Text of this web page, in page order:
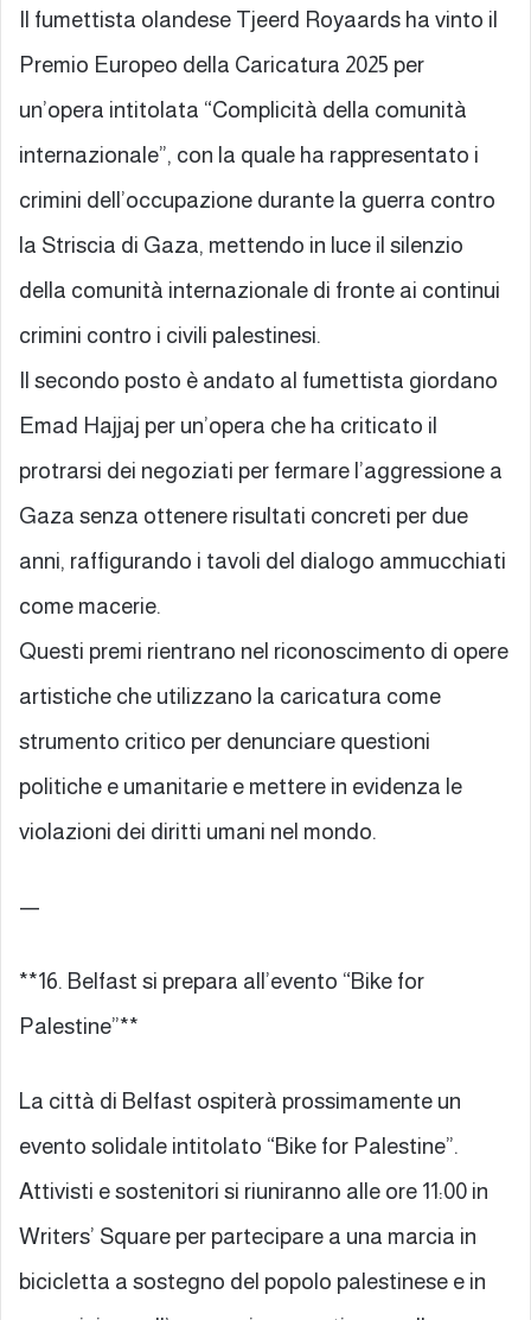
Il fumettista olandese Tjeerd Royaards ha vinto il
Premio Europeo della Caricatura 2025 per
un’opera intitolata “Complicità della comunità
internazionale”, con la quale ha rappresentato i
crimini dell’occupazione durante la guerra contro
la Striscia di Gaza, mettendo in luce il silenzio
della comunità internazionale di fronte ai continui
crimini contro i civili palestinesi.
Il secondo posto è andato al fumettista giordano
Emad Hajjaj per un’opera che ha criticato il
protrarsi dei negoziati per fermare l’aggressione a
Gaza senza ottenere risultati concreti per due
anni, raffigurando i tavoli del dialogo ammucchiati
come macerie.
Questi premi rientrano nel riconoscimento di opere
artistiche che utilizzano la caricatura come
strumento critico per denunciare questioni
politiche e umanitarie e mettere in evidenza le
violazioni dei diritti umani nel mondo.
—
**16. Belfast si prepara all’evento “Bike for
Palestine”**
La città di Belfast ospiterà prossimamente un
evento solidale intitolato “Bike for Palestine”.
Attivisti e sostenitori si riuniranno alle ore 11:00 in
Writers’ Square per partecipare a una marcia in
bicicletta a sostegno del popolo palestinese e in